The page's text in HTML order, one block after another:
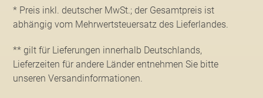
* Preis inkl. deutscher MwSt.; der Gesamtpreis ist
abhängig vom Mehrwertsteuersatz des Lieferlandes.
** gilt für Lieferungen innerhalb Deutschlands,
Lieferzeiten für andere Länder entnehmen Sie bitte
unseren Versandinformationen.